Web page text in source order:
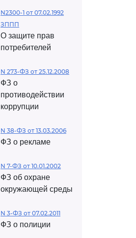
N2300-1 от 07.02.1992
ЗППП
О защите прав
потребителей
N 273-ФЗ от 25.12.2008
ФЗ о
противодействии
коррупции
N 38-ФЗ от 13.03.2006
ФЗ о рекламе
N 7-ФЗ от 10.01.2002
ФЗ об охране
окружающей среды
N 3-ФЗ от 07.02.2011
ФЗ о полиции